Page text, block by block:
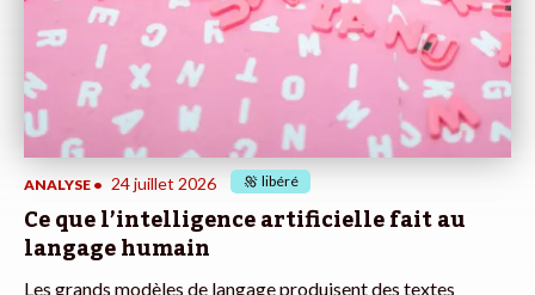
ANALYSE • 24 juillet 2026 libéré
Ce que l’intelligence artificielle fait au
langage humain
Les grands modèles de langage produisent des textes